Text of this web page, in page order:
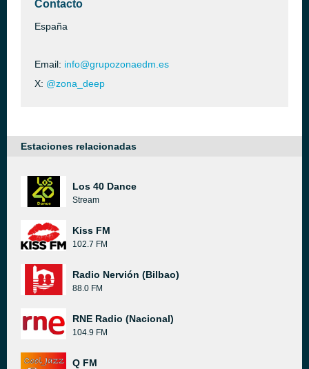
Contacto
España
Email: info@grupozonaedm.es
X: @zona_deep
Estaciones relacionadas
Los 40 Dance
Stream
Kiss FM
102.7 FM
Radio Nervión (Bilbao)
88.0 FM
RNE Radio (Nacional)
104.9 FM
Q FM